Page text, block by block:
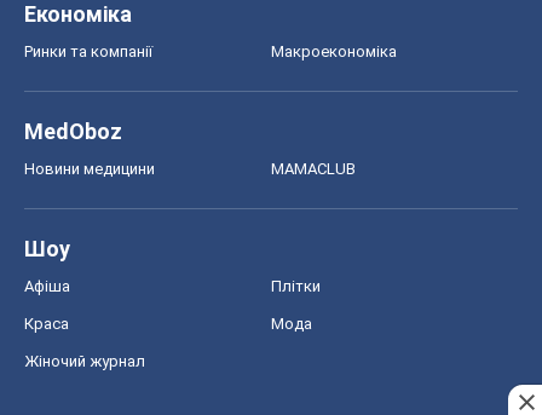
Економіка
Ринки та компанії Макроекономіка
MedOboz
Новини медицини MAMACLUB
Шоу
Афіша Плітки
Краса Мода
Жіночий журнал